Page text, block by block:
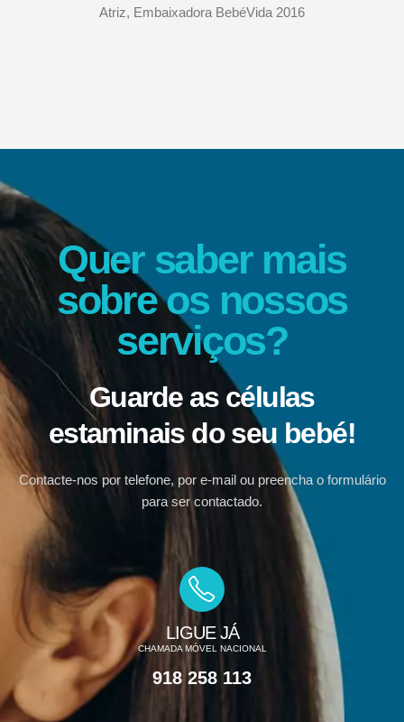
Atriz, Embaixadora BebéVida 2016
Quer saber mais
sobre os nossos
serviços?
Guarde as células
estaminais do seu bebé!
Contacte-nos por telefone, por e-mail ou preencha o formulário
para ser contactado.
LIGUE JÁ
CHAMADA MÓVEL NACIONAL
918 258 113